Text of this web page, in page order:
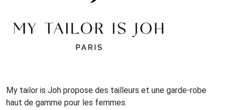
My tailor is Joh propose des tailleurs et une garde-robe
haut de gamme pour les femmes.